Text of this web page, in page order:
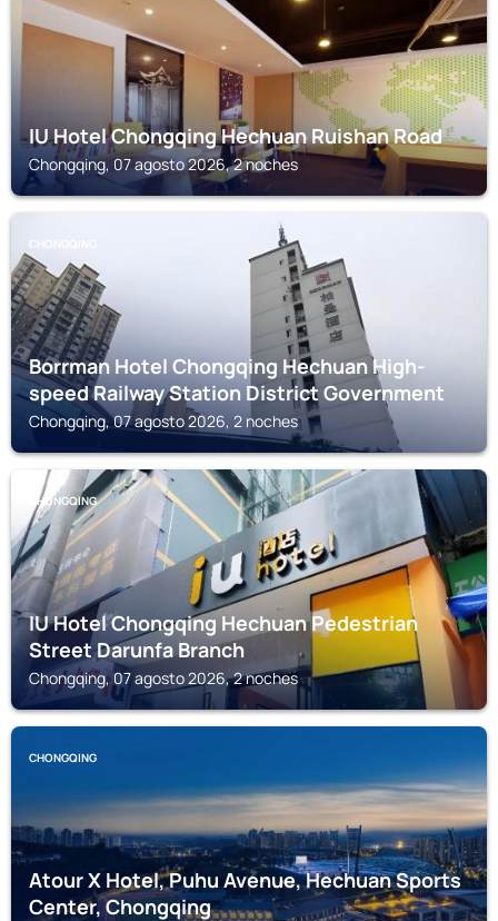
IU Hotel Chongqing Hechuan Ruishan Road
Chongqing, 07 agosto 2026, 2 noches
CHONGQING
Borrman Hotel Chongqing Hechuan High-
speed Railway Station District Government
Chongqing, 07 agosto 2026, 2 noches
CHONGQING
IU Hotel Chongqing Hechuan Pedestrian
Street Darunfa Branch
Chongqing, 07 agosto 2026, 2 noches
CHONGQING
Atour X Hotel, Puhu Avenue, Hechuan Sports
Center, Chongqing